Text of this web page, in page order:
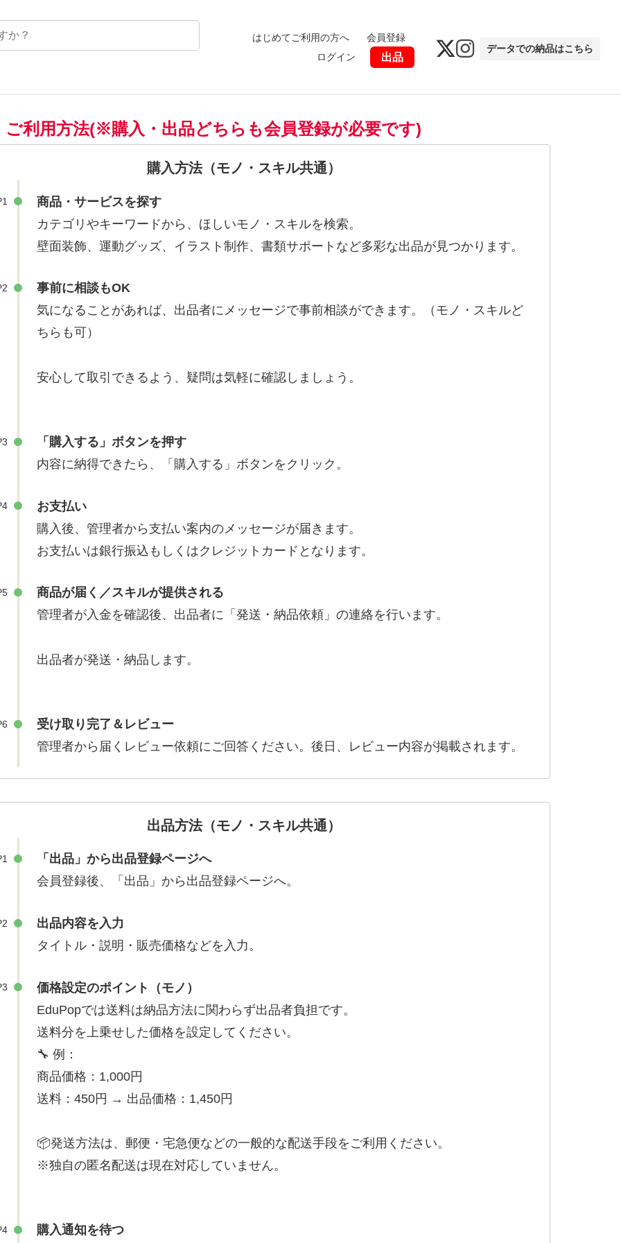
はじめてご利用の方へ
会員登録
ログイン
出品
データでの納品はこちら
利用方法(※購入・出品どちらも会員登録が必要です)
購入方法（モノ・スキル共通）
商品・サービスを探す
カテゴリやキーワードから、ほしいモノ・スキルを検索。
壁面装飾、運動グッズ、イラスト制作、書類サポートなど多彩な出品が見つかります。
事前に相談もOK
気になることがあれば、出品者にメッセージで事前相談ができます。（モノ・スキルど
ちらも可）
安心して取引できるよう、疑問は気軽に確認しましょう。
「購入する」ボタンを押す
内容に納得できたら、「購入する」ボタンをクリック。
お支払い
購入後、管理者から支払い案内のメッセージが届きます。
お支払いは銀行振込もしくはクレジットカードとなります。
商品が届く／スキルが提供される
管理者が入金を確認後、出品者に「発送・納品依頼」の連絡を行います。
出品者が発送・納品します。
受け取り完了＆レビュー
管理者から届くレビュー依頼にご回答ください。後日、レビュー内容が掲載されます。
出品方法（モノ・スキル共通）
「出品」から出品登録ページへ
会員登録後、「出品」から出品登録ページへ。
出品内容を入力
タイトル・説明・販売価格などを入力。
価格設定のポイント（モノ）
EduPopでは送料は納品方法に関わらず出品者負担です。
送料分を上乗せした価格を設定してください。
🔧 例：
商品価格：1,000円
送料：450円 → 出品価格：1,450円
📦発送方法は、郵便・宅急便などの一般的な配送手段をご利用ください。
※独自の匿名配送は現在対応していません。
購入通知を待つ